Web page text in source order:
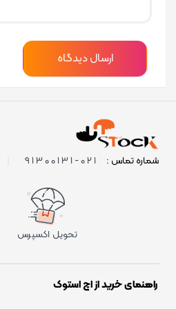
شماره تماس : 021-91300131
تحویل اکسپرس
راهنمای خرید از اچ استوک